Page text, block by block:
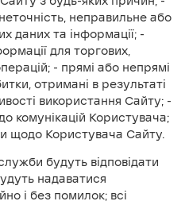
неправильне або
даних та інформації; -
для торгових,
- прямі або непрямі
отримані в результаті
використання Сайту; -
комунікацій Користувача;
щодо Користувача Сайту.
будуть відповідати
надаватися
і без помилок; всі